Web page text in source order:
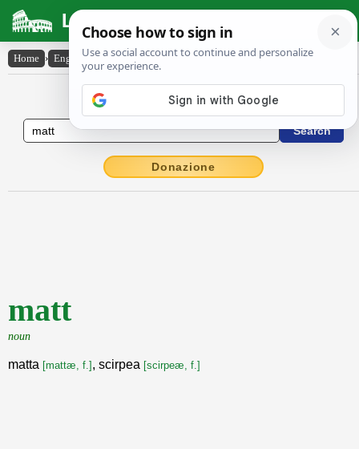
Latin Dictionary
Home › English-Latin › matt
English to Latin Dictionary
Donazione
matt
noun
matta [mattæ, f.] , scirpea [scirpeæ, f.]